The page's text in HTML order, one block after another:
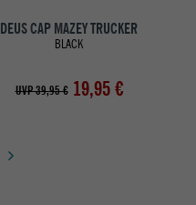
DEUS CAP MAZEY TRUCKER
BLACK
UVP 39,95 € 19,95 €